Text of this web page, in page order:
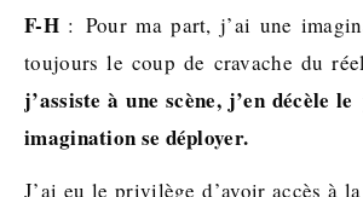
F-H: Pour ma part, j’ai une
toujours le coup de cravache du
j’assiste à une scène, j’en décèle
imagination se déployer.
J’ai eu le privilège d’avoir accès à